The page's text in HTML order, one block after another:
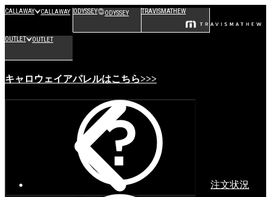
CALLAWAY CALLAWAY ODYSSEY ODYSSEY TRAVISMATHEW
OUTLET OUTLET
キャロウェイアパレルはこちら>>>
注文状況